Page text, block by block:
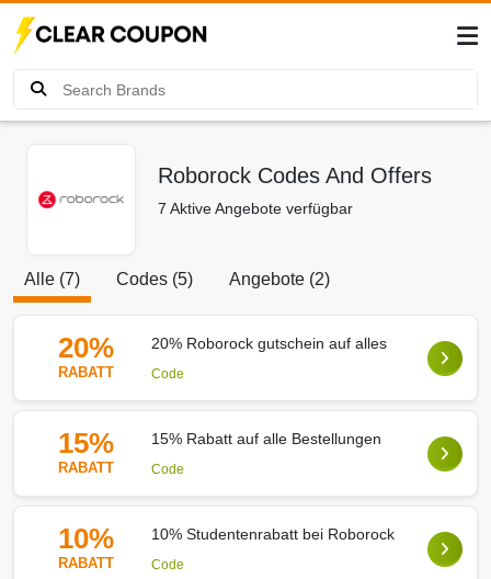
Roborock Codes And Offers
7 Aktive Angebote verfügbar
Alle (7) Codes (5) Angebote (2)
20%
RABATT
20% Roborock gutschein auf alles
Code
15%
RABATT
15% Rabatt auf alle Bestellungen
Code
10%
RABATT
10% Studentenrabatt bei Roborock
Code